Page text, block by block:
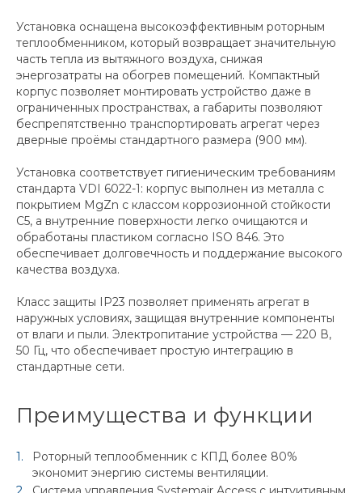
Установка оснащена высокоэффективным роторным
теплообменником, который возвращает значительную
часть тепла из вытяжного воздуха, снижая
энергозатраты на обогрев помещений. Компактный
корпус позволяет монтировать устройство даже в
ограниченных пространствах, а габариты позволяют
беспрепятственно транспортировать агрегат через
дверные проёмы стандартного размера (900 мм).
Установка соответствует гигиеническим требованиям
стандарта VDI 6022-1: корпус выполнен из металла с
покрытием MgZn с классом коррозионной стойкости
C5, а внутренние поверхности легко очищаются и
обработаны пластиком согласно ISO 846. Это
обеспечивает долговечность и поддержание высокого
качества воздуха.
Класс защиты IP23 позволяет применять агрегат в
наружных условиях, защищая внутренние компоненты
от влаги и пыли. Электропитание устройства — 220 В,
50 Гц, что обеспечивает простую интеграцию в
стандартные сети.
Преимущества и функции
Роторный теплообменник с КПД более 80%
экономит энергию системы вентиляции.